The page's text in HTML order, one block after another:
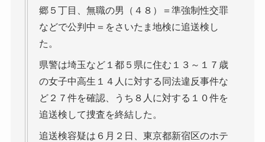
郷５丁目、無職の男（４８）＝準強制性交罪
などで公判中＝をさいたま地検に追送検し
た。
県警は埼玉など１都５県に住む１３～１７歳
の女子中高生１４人に対する同法違反事件な
ど２７件を確認、うち８人に対する１０件を
追送検して捜査を終結した。
追送検容疑は６月２日、東京都新宿区のホテ